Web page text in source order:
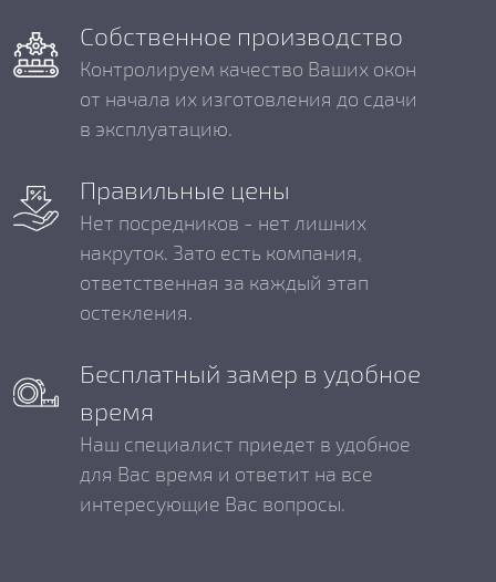
Собственное производство
Контролируем качество Ваших окон
от начала их изготовления до сдачи
в эксплуатацию.
Правильные цены
Нет посредников - нет лишних
накруток. Зато есть компания,
ответственная за каждый этап
остекления.
Бесплатный замер в удобное
время
Наш специалист приедет в удобное
для Вас время и ответит на все
интересующие Вас вопросы.